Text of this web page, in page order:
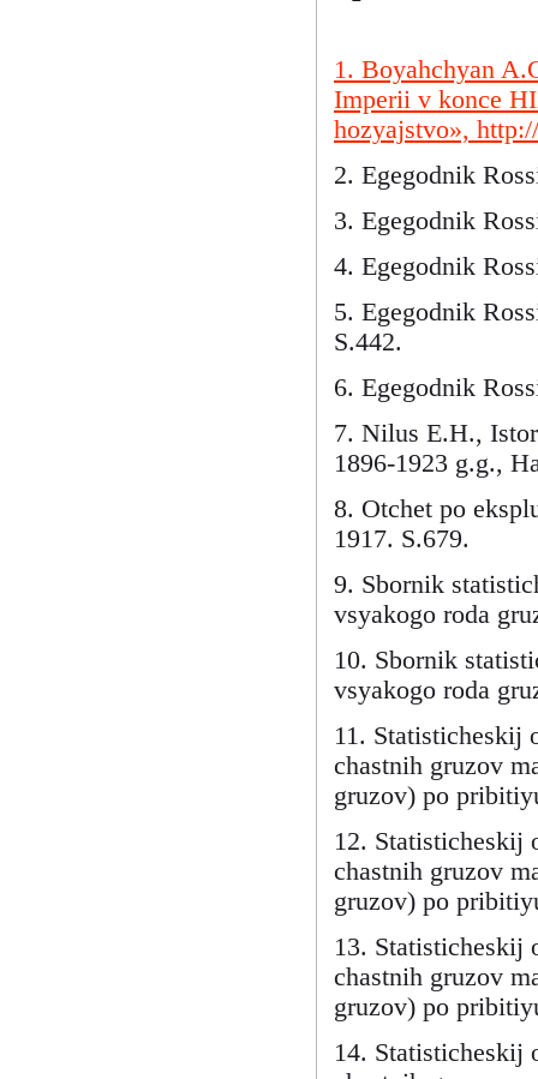
1. Boyahchyan
Imperii v konce
hozyajstvo»,
2. Egegodnik
3. Egegodnik
4. Egegodnik
5. Egegodnik
S.442.
6. Egegodnik
7. Nilus E.H.,
1896-1923 g.g.,
8. Otchet po
1917. S.679.
9. Sbornik
vsyakogo roda
10. Sbornik
vsyakogo roda
11. Statisticheskij
chastnih gruzov
gruzov) po
12. Statisticheskij
chastnih gruzov
gruzov) po
13. Statisticheskij
chastnih gruzov
gruzov) po
14. Statisticheskij